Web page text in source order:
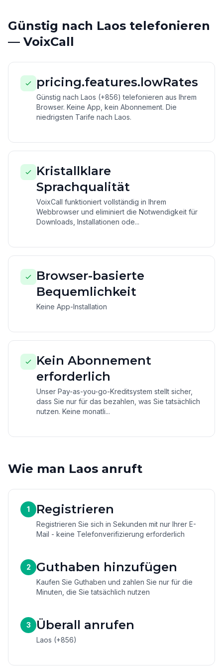
Günstig nach Laos telefonieren
— VoixCall
pricing.features.lowRates
Günstig nach Laos (+856) telefonieren aus Ihrem
Browser. Keine App, kein Abonnement. Die
niedrigsten Tarife nach Laos.
Kristallklare
Sprachqualität
VoixCall funktioniert vollständig in Ihrem
Webbrowser und eliminiert die Notwendigkeit für
Downloads, Installationen ode...
Browser-basierte
Bequemlichkeit
Keine App-Installation
Kein Abonnement
erforderlich
Unser Pay-as-you-go-Kreditsystem stellt sicher,
dass Sie nur für das bezahlen, was Sie tatsächlich
nutzen. Keine monatli...
Wie man Laos anruft
1 Registrieren
Registrieren Sie sich in Sekunden mit nur Ihrer E-
Mail - keine Telefonverifizierung erforderlich
2 Guthaben hinzufügen
Kaufen Sie Guthaben und zahlen Sie nur für die
Minuten, die Sie tatsächlich nutzen
3 Überall anrufen
Laos (+856)